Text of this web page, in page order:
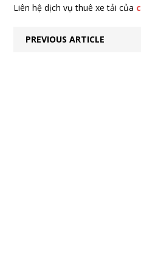
Liên hệ dịch vụ thuê xe tải của
PREVIOUS ARTICLE